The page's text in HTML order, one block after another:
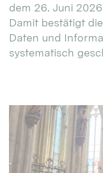
dem 26. Juni
Damit bestätigt
Daten und
systematisch